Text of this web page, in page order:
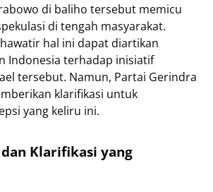
di baliho tersebut memicu
di tengah masyarakat.
hal ini dapat diartikan
Indonesia terhadap inisiatif
tersebut. Namun, Partai Gerindra
klarifikasi untuk
yang keliru ini.
Klarifikasi yang